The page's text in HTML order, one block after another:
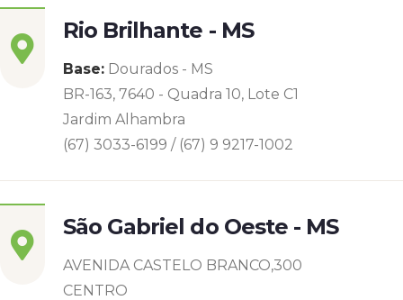
Rio Brilhante - MS
Base: Dourados - MS
BR-163, 7640 - Quadra 10, Lote C1
Jardim Alhambra
(67) 3033-6199 / (67) 9 9217-1002
São Gabriel do Oeste - MS
AVENIDA CASTELO BRANCO,300
CENTRO